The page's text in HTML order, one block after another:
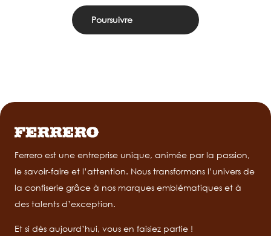
Ferrero est une entreprise unique, animée par la passion,
le savoir-faire et l’attention. Nous transformons l’univers de
la confiserie grâce à nos marques emblématiques et à
des talents d’exception.
Et si dès aujourd’hui, vous en faisiez partie !